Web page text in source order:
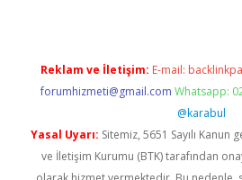
Reklam ve İletişim: E-mail:
forumhizmeti@gmail.com Whatsapp:
@karabul
Yasal Uyarı: Sitemiz, 5651 Sayılı
ve İletişim Kurumu (BTK) tarafından